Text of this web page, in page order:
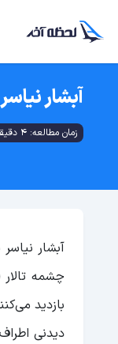
آبشار نیاسر
زمان مطالعه: 4 دقیقه
چشمه
بازدید
دیدنی